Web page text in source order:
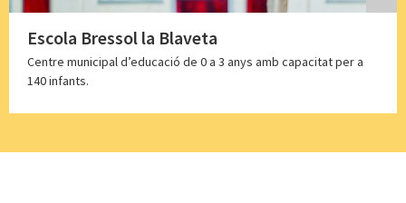
Escola Bressol la Blaveta
Centre municipal d’educació de 0 a 3 anys amb capacitat per a
140 infants.